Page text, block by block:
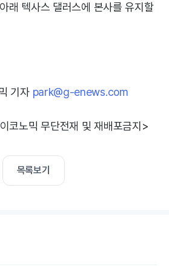
래 텍사스 댈러스에 본사를 유지할
기자 park@g-enews.com
코노믹 무단전재 및 재배포금지>
목록보기